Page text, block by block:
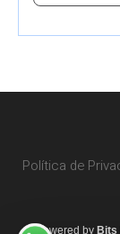
Política de
Powered by Bits